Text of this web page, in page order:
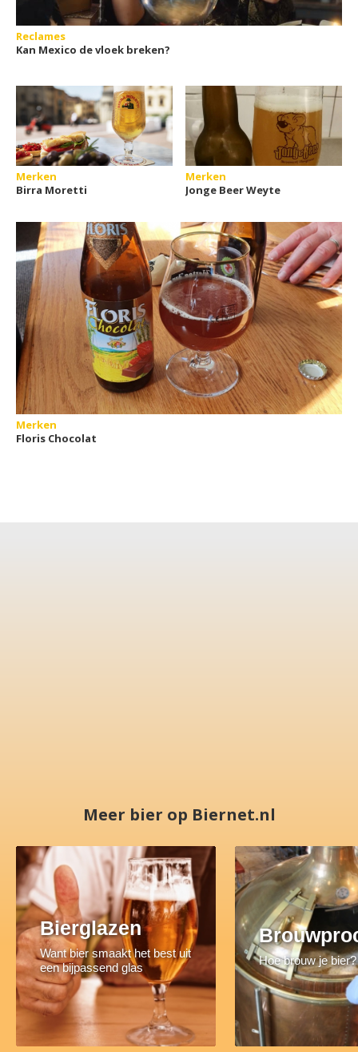
Reclames
Kan Mexico de vloek breken?
Merken
Birra Moretti
Merken
Jonge Beer Weyte
Merken
Floris Chocolat
Meer bier op Biernet.nl
Bierglazen
Want bier smaakt het best uit
een bijpassend glas
Hoe brouw je bier?